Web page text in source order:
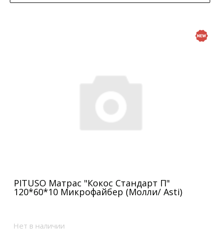
PITUSO Матрас "Кокос Стандарт П"
120*60*10 Микрофайбер (Молли/ Asti)
Нет в наличии